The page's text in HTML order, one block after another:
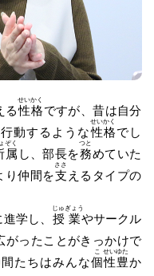
る性
せい
格
かく
ですが、昔は自分
動するような性
せい
格
かく
でし
属
ぞく
し、部長を務
つと
めていた
り仲間を支
ささ
えるタイプの
学し、 授
じゅ
業
ぎょう
やサークル
がったことがきっかけで
たちはみんな個
こ
性
せい
豊
ゆた
か